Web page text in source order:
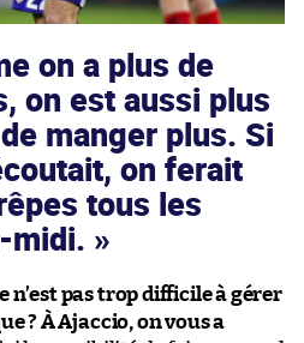
on a plus de
on est aussi plus
manger plus. Si
on ferait
tous les
midi.
n’est pas trop difficile à gérer
? À Ajaccio, on vous a